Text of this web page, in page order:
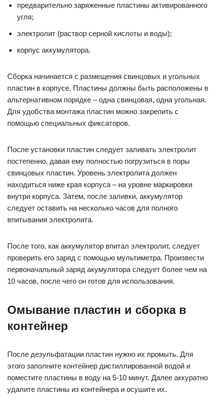
предварительно заряженные пластины активированного
угля;
электролит (раствор серной кислоты и воды);
корпус аккумулятора.
Сборка начинается с размещения свинцовых и угольных
пластин в корпусе. Пластины должны быть расположены в
альтернативном порядке – одна свинцовая, одна угольная.
Для удобства монтажа пластин можно закрепить с
помощью специальных фиксаторов.
После установки пластин следует заливать электролит
постепенно, давая ему полностью погрузиться в поры
свинцовых пластин. Уровень электролита должен
находиться ниже края корпуса – на уровне маркировки
внутри корпуса. Затем, после заливки, аккумулятор
следует оставить на несколько часов для полного
впитывания электролита.
После того, как аккумулятор впитал электролит, следует
проверить его заряд с помощью мультиметра. Произвести
первоначальный заряд акумулятора следует более чем на
10 часов, после чего он готов для использования.
Омывание пластин и сборка в
контейнер
После дезульфатации пластин нужно их промыть. Для
этого заполните контейнер дистиллированной водой и
поместите пластины в воду на 5-10 минут. Далее аккуратно
удалите пластины из контейнера и осушите их.